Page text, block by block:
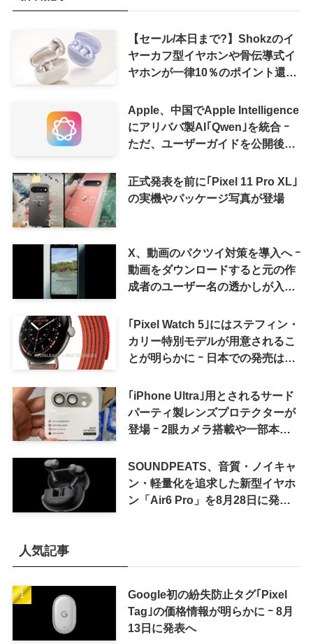
【セール/本日まで?】Shokzのイ
ヤーカフ型イヤホンや骨伝導式イ
ヤホンが一律10％のポイント還元
Apple、中国でApple Intelligence
にアリババ製AI｢Qwen｣を統合 ｰ
ただ、ユーザーガイドを公開後に
正式発表を前に｢Pixel 11 Pro XL｣
の実機やパッケージ写真が登場
X、動画のパクツイ対策を導入へ ｰ
動画をダウンロードすると元の作
成者のユーザー名の透かしが入る
｢Pixel Watch 5｣にはステフィン・
カリー特別モデルが用意されるこ
とが明らかに ｰ 日本での発売は期
｢iPhone Ultra｣用とされるサード
パーティ製レンズプロテクターが
登場 ｰ 2眼カメラ搭載や一部本体
SOUNDPEATS、音質・ノイキャ
ン・軽量化を追求した新型イヤホ
ン「Air6 Pro」を8月28日に発売
人気記事
Google初の紛失防止タグ｢Pixel
Tag｣の価格情報が明らかに ｰ 8月
13日に発表へ